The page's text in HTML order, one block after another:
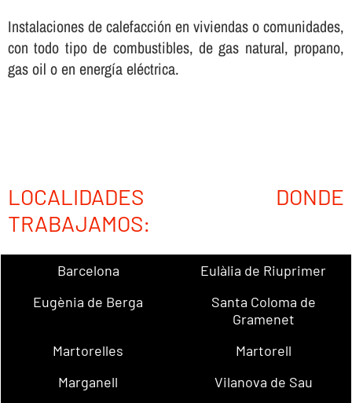
Instalaciones de calefacción en viviendas o comunidades,
con todo tipo de combustibles, de gas natural, propano,
gas oil o en energí­a eléctrica.
LOCALIDADES DONDE
TRABAJAMOS:
Barcelona
Eulàlia de Riuprimer
Eugènia de Berga
Santa Coloma de
Gramenet
Martorelles
Martorell
Marganell
Vilanova de Sau